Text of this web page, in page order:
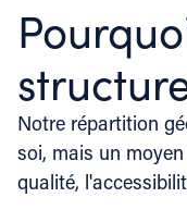
Notre répartition
soi, mais un
qualité,